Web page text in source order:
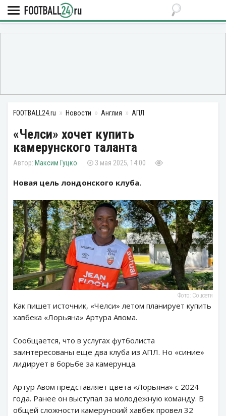
FOOTBALL24.ru Новости Англия АПЛ
«Челси» хочет купить
камерунского таланта
Максим Гуцко 3 мая 2025, 14:00
Новая цель лондонского клуба.
Фото: Соцсети
Как пишет источник, «Челси» летом планирует купить
хавбека «Лорьяна» Артура Авома.
Сообщается, что в услугах футболиста
заинтересованы еще два клуба из АПЛ. Но «синие»
лидирует в борьбе за камерунца.
Артур Авом представляет цвета «Лорьяна» с 2024
года. Ранее он выступал за молодежную команду. В
общей сложности камерунский хавбек провел 32